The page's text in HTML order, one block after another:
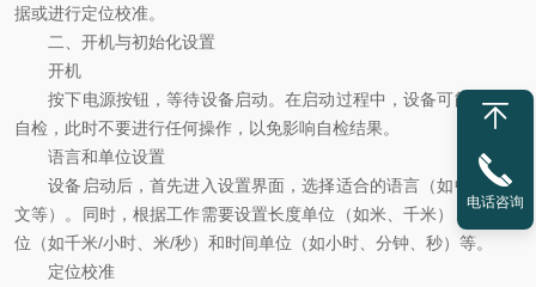
据或进行定位校准。
二、开机与初始化设置
开机
按下电源按钮，等待设备启动。在启动过程中，设备可能会进行
自检，此时不要进行任何操作，以免影响自检结果。
语言和单位设置
设备启动后，首先进入设置界面，选择适合的语言（如中文、英
文等）。同时，根据工作需要设置长度单位（如米、千米）、速度单
位（如千米/小时、米/秒）和时间单位（如小时、分钟、秒）等。
定位校准
电话咨询